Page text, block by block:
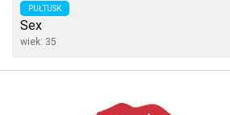
PUŁTUSK
Sex
wiek: 35